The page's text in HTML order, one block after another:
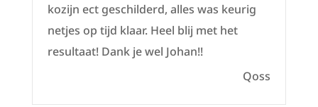
kozijn ect geschilderd, alles was keurig
netjes op tijd klaar. Heel blij met het
resultaat! Dank je wel Johan!!
Qoss